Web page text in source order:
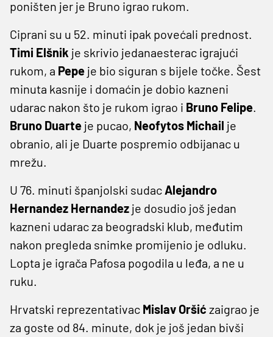
poništen jer je Bruno igrao rukom.
Ciprani su u 52. minuti ipak povećali prednost.
Timi Elšnik je skrivio jedanaesterac igrajući
rukom, a Pepe je bio siguran s bijele točke. Šest
minuta kasnije i domaćin je dobio kazneni
udarac nakon što je rukom igrao i Bruno Felipe.
Bruno Duarte je pucao, Neofytos Michail je
obranio, ali je Duarte pospremio odbijanac u
mrežu.
U 76. minuti španjolski sudac Alejandro
Hernandez Hernandez je dosudio još jedan
kazneni udarac za beogradski klub, međutim
nakon pregleda snimke promijenio je odluku.
Lopta je igrača Pafosa pogodila u leđa, a ne u
ruku.
Hrvatski reprezentativac Mislav Oršić zaigrao je
za goste od 84. minute, dok je još jedan bivši